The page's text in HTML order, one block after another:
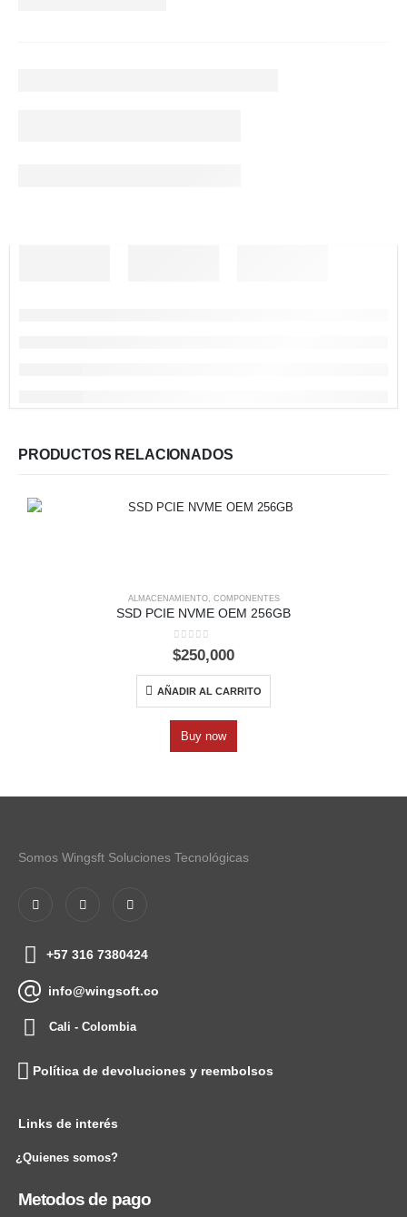
PRODUCTOS RELACIONADOS
ALMACENAMIENTO, COMPONENTES
SSD PCIE NVME OEM 256GB
0out of 5
$250,000
AÑADIR AL CARRITO
Buy now
Somos Wingsft Soluciones Tecnológicas
+57 316 7380424
info@wingsoft.co
Cali - Colombia
Política de devoluciones y reembolsos
Links de interés
¿Quienes somos?
Metodos de pago